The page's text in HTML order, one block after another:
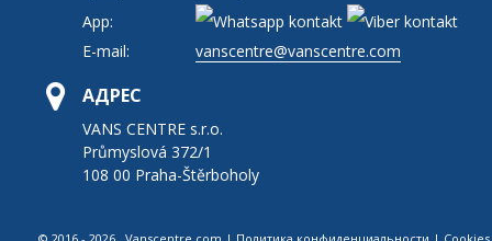
App:
E-mail:
vanscentre@vanscentre.com
АДРЕС
VANS CENTRE s.r.o.
Průmyslová 372/1
108 00 Praha-Štěrboholy